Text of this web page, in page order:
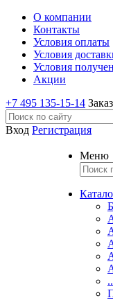
О компании
Контакты
Условия оплаты
Условия
Условия
Акции
+7 495 135-15-14
Вход Регистрация
Меню